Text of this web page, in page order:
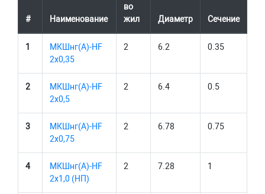
# Наименование
во
жил
Диаметр Сечение
1
МКШнг(А)-HF
2х0,35
2 6.2 0.35
2
МКШнг(А)-HF
2х0,5
2 6.4 0.5
3
МКШнг(А)-HF
2х0,75
2 6.78 0.75
4
МКШнг(А)-HF
2х1,0 (НП)
2 7.28 1